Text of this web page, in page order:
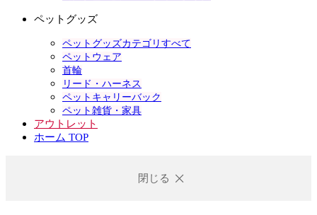
ペットグッズ
ペットグッズカテゴリすべて
ペットウェア
首輪
リード・ハーネス
ペットキャリーバック
ペット雑貨・家具
アウトレット
ホーム TOP
閉じる